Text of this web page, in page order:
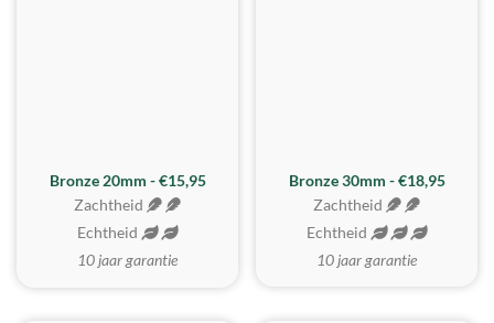
Bronze 20mm - €15,95
Zachtheid
Echtheid
10 jaar garantie
BESTE KOOP
Bronze 30mm - €18,95
Zachtheid
Echtheid
10 jaar garantie